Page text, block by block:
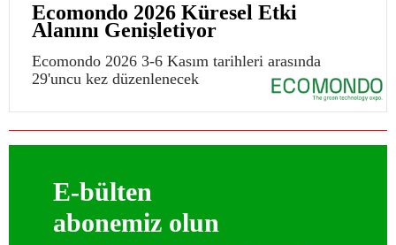
Ecomondo 2026 Küresel Etki
Alanını Genişletiyor
Ecomondo 2026 3-6 Kasım tarihleri arasında
29'uncu kez düzenlenecek
E-bülten
abonemiz olun